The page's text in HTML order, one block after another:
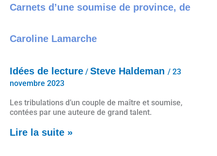
Carnets d’une soumise de province, de
Caroline Lamarche
Idées de lecture / Steve Haldeman / 23
novembre 2023
Les tribulations d’un couple de maître et soumise,
contées par une auteure de grand talent.
Lire la suite »